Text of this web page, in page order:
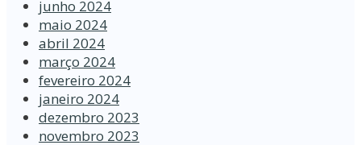
junho 2024
maio 2024
abril 2024
março 2024
fevereiro 2024
janeiro 2024
dezembro 2023
novembro 2023